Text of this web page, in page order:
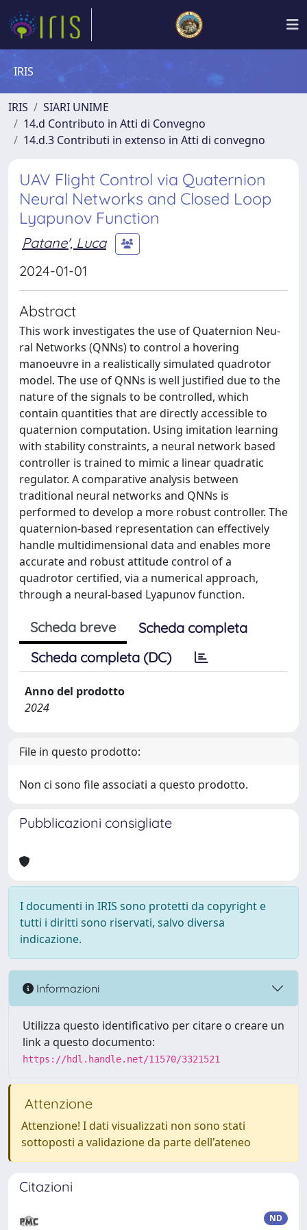
IRIS
IRIS
SIARI UNIME
14.d Contributo in Atti di Convegno
14.d.3 Contributi in extenso in Atti di convegno
UAV Flight Control via Quaternion
Neural Networks and Closed Loop
Lyapunov Function
Patane', Luca
2024-01-01
Abstract
This work investigates the use of Quaternion Neu-
ral Networks (QNNs) to control a hovering
manoeuvre in a realistically simulated quadrotor
model. The use of QNNs is well justified due to the
nature of the signals to be controlled, which
contain quantities that are directly accessible to
quaternion computation. Using imitation learning
with stability constraints, a neural network based
controller is trained to mimic a linear quadratic
regulator. A comparative analysis between
traditional neural networks and QNNs is
performed to develop a more robust controller. The
quaternion-based representation can effectively
handle multidimensional data and enables more
accurate and robust attitude control of a
quadrotor certified, via a numerical approach,
through a neural-based Lyapunov function.
Scheda breve
Scheda completa
Scheda completa (DC)
Anno del prodotto
2024
File in questo prodotto:
Non ci sono file associati a questo prodotto.
Pubblicazioni consigliate
I documenti in IRIS sono protetti da copyright e
tutti i diritti sono riservati, salvo diversa
indicazione.
Informazioni
Utilizza questo identificativo per citare o creare un
link a questo documento:
https://hdl.handle.net/11570/3321521
Attenzione
Attenzione! I dati visualizzati non sono stati
sottoposti a validazione da parte dell'ateneo
Citazioni
ND